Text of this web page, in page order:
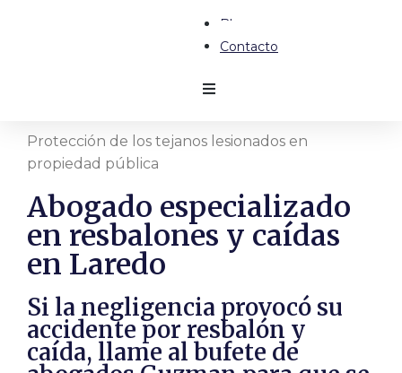
Blog
Contacto
Protección de los tejanos lesionados en
propiedad pública
Abogado especializado
en resbalones y caídas
en Laredo
Si la negligencia provocó su
accidente por resbalón y
caída, llame al bufete de